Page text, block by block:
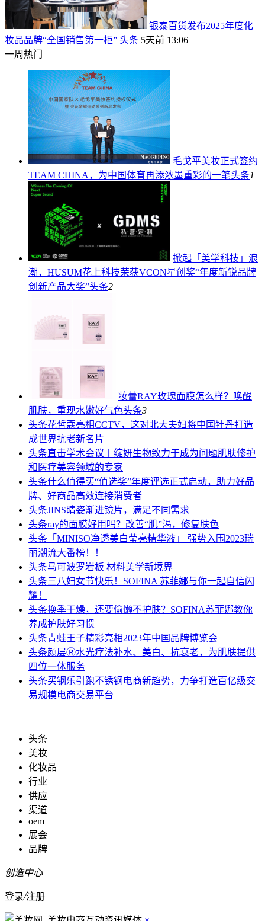
银泰百货发布2025年度化
妆品品牌“全国销售第一柜” 头条 5天前 13:06
一周热门
毛戈平美妆正式签约
TEAM CHINA，为中国体育再添浓墨重彩的一笔头条1
掀起「美学科技」浪
潮，HUSUM花上科技荣获VCON星创奖“年度新锐品牌
创新产品大奖”头条2
妆蕾RAY玫瑰面膜怎么样？唤醒
肌肤，重现水嫩好气色头条3
头条花皙蔻亮相CCTV，这对北大夫妇将中国牡丹打造
成世界抗老新名片
头条直击学术会议丨绽妍生物致力于成为问题肌肤修护
和医疗美容领域的专家
头条什么值得买“值选奖”年度评选正式启动，助力好品
牌、好商品高效连接消费者
头条JINS睛姿渐进镜片，满足不同需求
头条ray的面膜好用吗？改善“肌”渴，修复肤色
头条 「MINISO净透美白莹亮精华液」 强势入围2023瑞
丽潮流大番榜！！
头条马可波罗岩板 材料美学新境界
头条三八妇女节快乐！SOFINA 苏菲娜与你一起自信闪
耀！
头条换季干燥，还要偷懒不护肤？SOFINA苏菲娜教你
养成护肤好习惯
头条青蛙王子精彩亮相2023年中国品牌博览会
头条颜层Ⓡ水光疗法补水、美白、抗衰老，为肌肤提供
四位一体服务
头条买钢乐引跑不锈钢电商新趋势，力争打造百亿级交
易规模电商交易平台
头条
美妆
化妆品
行业
供应
渠道
oem
展会
品牌
创造中心
登录/注册